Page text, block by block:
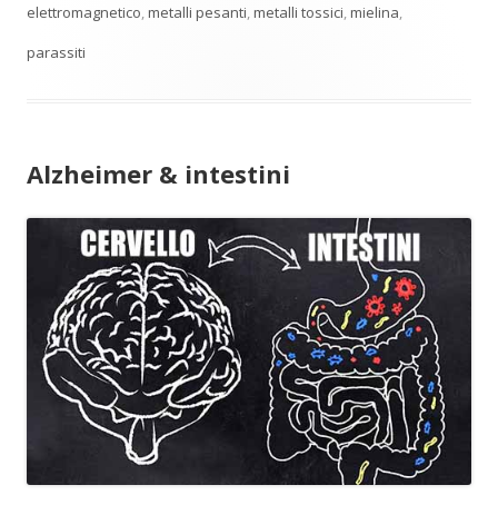
elettromagnetico,metalli pesanti,metalli tossici,mielina,
parassiti
Alzheimer & intestini